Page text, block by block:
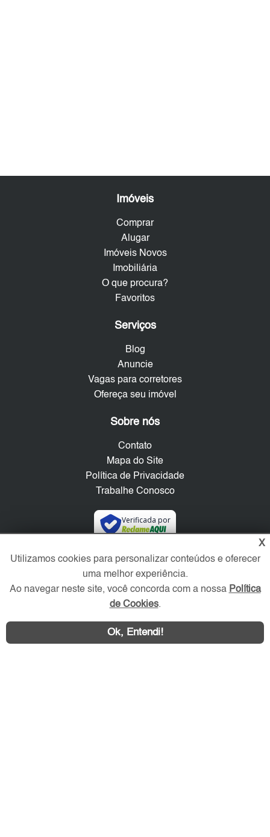
Imóveis
Comprar
Alugar
Imóveis Novos
Imobiliária
O que procura?
Favoritos
Serviços
Blog
Anuncie
Vagas para corretores
Ofereça seu imóvel
Sobre nós
Contato
Mapa do Site
Política de Privacidade
Trabalhe Conosco
Verificada por
Redes Sociais
X
Utilizamos cookies para personalizar conteúdos e oferecer
uma melhor experiência.
Ao navegar neste site, você concorda com a nossa Política
de Cookies.
Ok, Entendi!